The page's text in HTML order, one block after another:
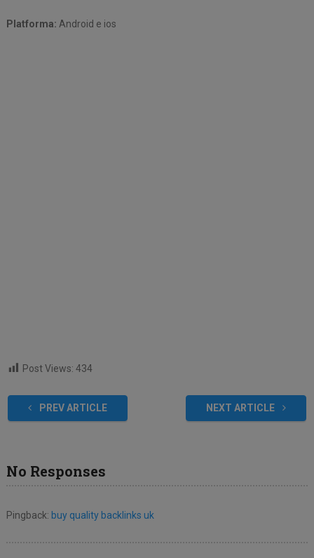
Platforma: Android e ios
Post Views: 434
PREV ARTICLE NEXT ARTICLE
No Responses
Pingback: buy quality backlinks uk